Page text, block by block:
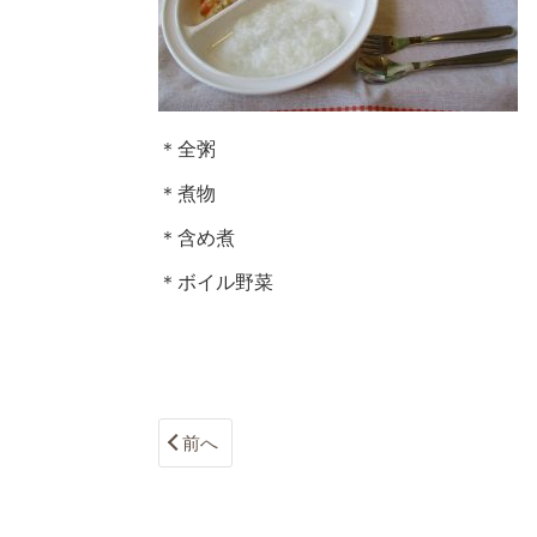
＊全粥
＊煮物
＊含め煮
＊ボイル野菜
前へ